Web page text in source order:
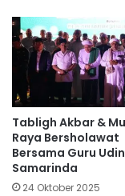
Tabligh Akbar &
Raya Bersholawat
Bersama Guru Udin
Samarinda
24 Oktober 2025